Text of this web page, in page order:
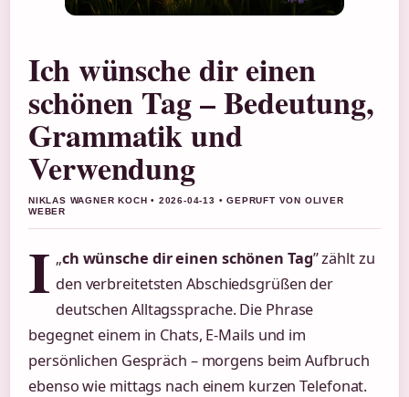
Ich wünsche dir einen
schönen Tag – Bedeutung,
Grammatik und
Verwendung
NIKLAS WAGNER KOCH • 2026-04-13 • GEPRUFT VON OLIVER
WEBER
„
I ch wünsche dir einen schönen Tag” zählt zu
den verbreitetsten Abschiedsgrüßen der
deutschen Alltagssprache. Die Phrase
begegnet einem in Chats, E-Mails und im
persönlichen Gespräch – morgens beim Aufbruch
ebenso wie mittags nach einem kurzen Telefonat.